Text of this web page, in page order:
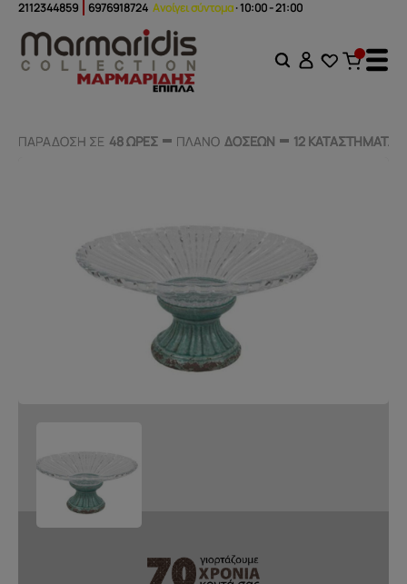
2112344859 6976918724 Ανοίγει σύντομα· 10:00 - 21:00
ΠΑΡΑΔΟΣΗ ΣΕ 48 ΩΡΕΣ ΠΛΑΝΟ ΔΟΣΕΩΝ 12 ΚΑΤΑΣΤΗΜΑΤΑ
ΠΑΡΑΔΟΣΗ ΣΕ 48 ΩΡΕΣ ΠΛΑΝΟ ΔΟΣΕΩΝ 12 ΚΑΤΑΣΤΗΜΑΤΑ